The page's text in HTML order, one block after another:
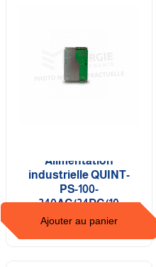
Alimentation
industrielle QUINT-
PS-100-
240AC/24DC/10
Ajouter au panier